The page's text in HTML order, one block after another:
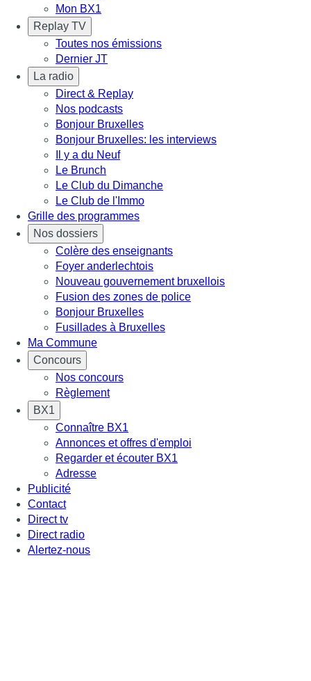
Mon BX1
Replay TV
Toutes nos émissions
Dernier JT
La radio
Direct & Replay
Nos podcasts
Bonjour Bruxelles
Bonjour Bruxelles: les interviews
Il y a du Neuf
Le Brunch
Le Club du Dimanche
Le Club de l'Immo
Grille des programmes
Nos dossiers
Colère des enseignants
Foyer anderlechtois
Nouveau gouvernement bruxellois
Fusion des zones de police
Bonjour Bruxelles
Fusillades à Bruxelles
Ma Commune
Concours
Nos concours
Règlement
BX1
Connaître BX1
Annonces et offres d'emploi
Regarder et écouter BX1
Adresse
Publicité
Contact
Direct tv
Direct radio
Alertez-nous